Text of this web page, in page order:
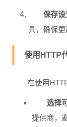
保存设
具，确保更
使用HTTP
在使用
选择
提供商，